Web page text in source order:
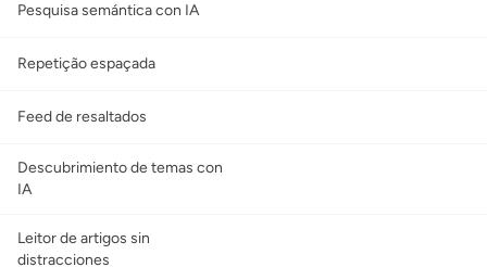
Pesquisa semántica con IA
Repetição espaçada
Feed de resaltados
Descubrimiento de temas con
IA
Leitor de artigos sin
distracciones